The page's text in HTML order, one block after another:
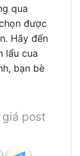
qua
được
Hãy đến
lẩu cua
bạn bè
post